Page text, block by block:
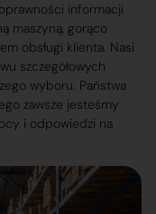
informacji
maszyną, gorąco
obsługi klienta. Nasi
szczegółowych
wyboru. Państwa
zawsze jesteśmy
i odpowiedzi na